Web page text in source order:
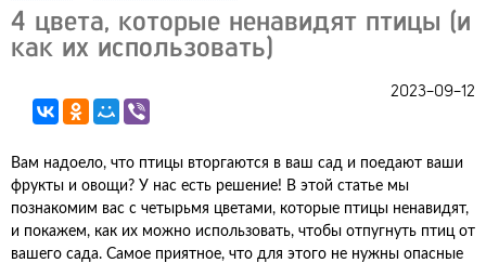
4 цвета, которые ненавидят птицы (и
как их использовать)
2023-09-12
Вам надоело, что птицы вторгаются в ваш сад и поедают ваши
фрукты и овощи? У нас есть решение! В этой статье мы
познакомим вас с четырьмя цветами, которые птицы ненавидят,
и покажем, как их можно использовать, чтобы отпугнуть птиц от
вашего сада. Самое приятное, что для этого не нужны опасные